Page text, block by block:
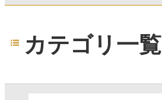
カテゴリ一覧